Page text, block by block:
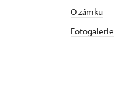
O zámku
Fotogalerie